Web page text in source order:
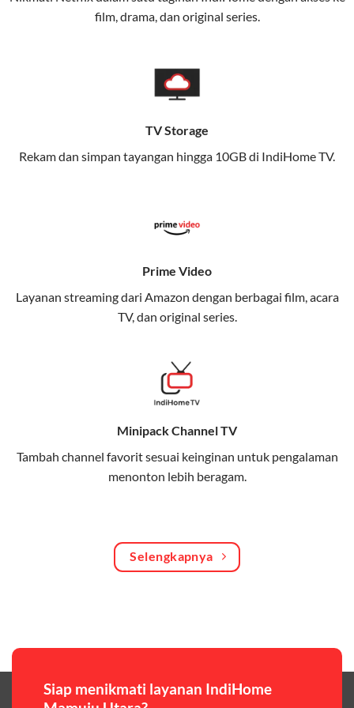
pengalaman broadband yang seamless,
memungkinkan Anda menikmati internet cepat baik
Dengan Telkomsel One, Anda tidak terikat pada satu
teknologi jaringan tertentu, sehingga bisa menikmati
fleksibilitas dan kenyamanan maksimal.
Keunggulan Telkomsel One
streaming, gaming, dan bekerja dari rumah.
Memudahkan Anda dalam mengelola jaringan dan
meningkatkan keamanan.
Bagikan kuota internet hingga 30 GB dengan anggota
keluarga atau teman secara praktis.
One Bill System
Tagihan internet rumah dan kuota keluarga digabung
dalam satu pembayaran.
Hemat biaya dengan paket internet berkualitas tinggi
premium,berikut ulasan singkatnya:
film, drama, dan original series.
TV Storage
Rekam dan simpan tayangan hingga 10GB di IndiHome TV.
Prime Video
Layanan streaming dari Amazon dengan berbagai film, acara
TV, dan original series.
Minipack Channel TV
Tambah channel favorit sesuai keinginan untuk pengalaman
menonton lebih beragam.
Selengkapnya
Siap menikmati layanan IndiHome